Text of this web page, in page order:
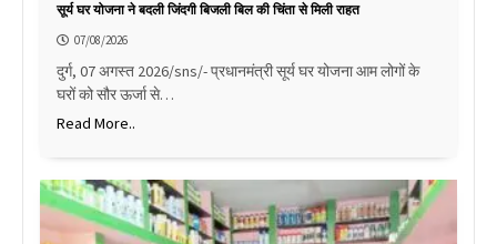
सूर्य घर योजना ने बदली जिंदगी बिजली बिल की चिंता से मिली राहत
07/08/2026
दुर्ग, 07 अगस्त 2026/sns/- प्रधानमंत्री सूर्य घर योजना आम लोगों के
घरों को सौर ऊर्जा से…
Read More..